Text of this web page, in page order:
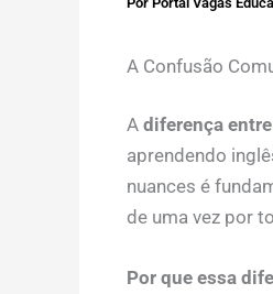
A Confusão
A diferença
aprendendo
nuances é
de uma vez por
Por que essa